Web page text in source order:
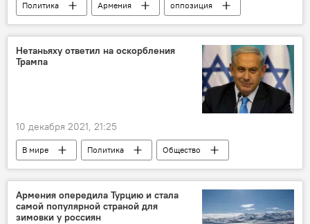
Политика Армения
оппозиция
Новости Армения
рейтинг власть
Нетаньяху ответил на оскорбления
Трампа
10 декабря 2021, 21:25
В мире Политика
Общество
США
Израиль
ответ
оскорбление
Дональд Трамп
Армения опередила Турцию и стала
самой популярной страной для
зимовки у россиян